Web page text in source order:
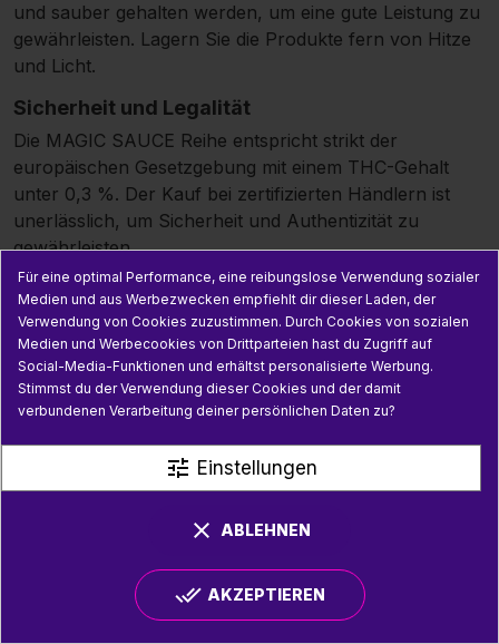
und sauber gehalten werden, um eine gute Leistung zu
gewährleisten. Lagern Sie die Produkte fern von Hitze
und Licht.
Sicherheit und Legalität
Die MAGIC SAUCE Reihe entspricht strikt der
europäischen Gesetzgebung mit einem THC-Gehalt
unter 0,3 %. Der Kauf bei zertifizierten Händlern ist
unerlässlich, um Sicherheit und Authentizität zu
gewährleisten.
HEC-10 VAPES
Beschreibung der HEC-10 Vapes
Die HEC-10 Reihe besteht aus disposable Puffs und
vorgefüllten cartridge mit hoher CBD-Konzentration,
die speziell für ein kraftvolles und konstantes Erlebnis
Gleichgewicht zwischen Potenz und Geschmack.
Dank ihres hohen CBD-Gehalts bieten HEC-10 Vapes
einen ausgeprägten entspannenden Effekt, ideal zur
Linderung von Stress, Muskelverspannungen und zur
Förderung von relax.
Für eine optimal Performance, eine reibungslose Verwendung sozialer
Medien und aus Werbezwecken empfiehlt dir dieser Laden, der
Verwendung von Cookies zuzustimmen. Durch Cookies von sozialen
Medien und Werbecookies von Drittparteien hast du Zugriff auf
Social-Media-Funktionen und erhältst personalisierte Werbung.
Stimmst du der Verwendung dieser Cookies und der damit
verbundenen Verarbeitung deiner persönlichen Daten zu?
tune Einstellungen
clear ABLEHNEN
done_all AKZEPTIEREN